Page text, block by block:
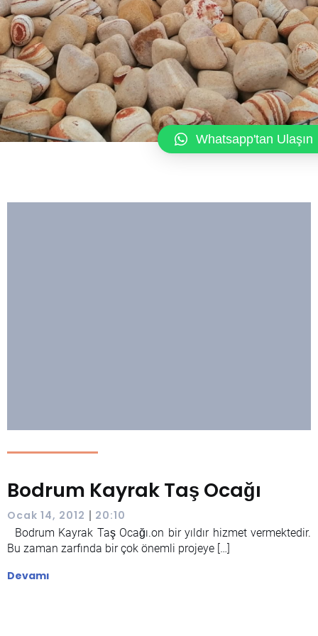
Bodrum Kayrak Taş Ocağı
Ocak 14, 2012 | 20:10
Bodrum Kayrak Taş Ocağı.on bir yıldır hizmet vermektedir.
Bu zaman zarfında bir çok önemli projeye […]
Devamı
Whatsapp'tan Ulaşın